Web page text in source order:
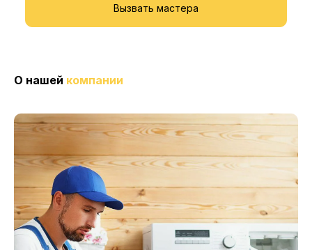
Вызвать мастера
О нашей компании